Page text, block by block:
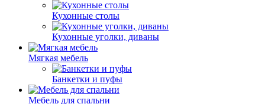
Кухонные столы
Кухонные уголки, диваны
Мягкая мебель
Банкетки и пуфы
Мебель для спальни